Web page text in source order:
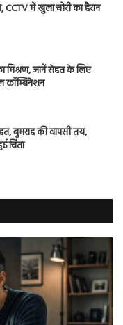
में खुला चोरी का हैरान
मिश्रण, जानें सेहत के लिए
कॉम्बिनेशन
बुमराह की वापसी तय,
चिंता